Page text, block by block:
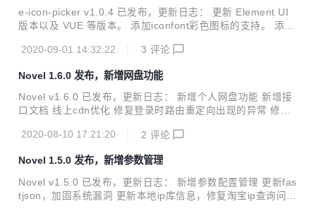
用）和`font-awesome`（可选）图标库开发的图标选择组
件，希望大家喜欢！ 喜欢的欢迎star 项目地址 Demo 在线测
图标支持
e-icon-picker v1.0.4 已发布，更新日志： 更新 Element UI
版本以及 VUE 等版本。 添加iconfont彩色图标的支持。 添加
方，专为element-ui和font-awesome图标库开发的图标选择
测试 在线API 安装 因为项目使用了element-ui的组件进行二
次开发，所以在使用此组件前请安装element-ui组件库。 安装
方式请参考element-ui官网的相关文档。element-ui官网 npm
2020-09-01 14:32:22 3 评论
Novel 1.6.0 发布，新增网盘功能
Novel v1.6.0 已发布，更新日志： 新增个人网盘功能 新增接
口文档 线上cdn优化 修复登录时路由重定向出现的异常 修复p
直想做一款后台管理系统，看了很多优秀的开源项目，从中发
功能太过强大，部分功能也不太适合自己，并且自己也一直想
要动手学习一下若依的强大之处，便有了自己现在的novel。
它可以用于所有的Web应用程序，如网站管理后台，网站会员
中心，CMS，CRM，OA等等，当然，您也可以对她进行深度
2020-08-10 17:21:20 2 评论
Novel 1.5.0 发布，新增参数管理
Novel v1.5.0 已发布，更新日志： 新增参数配置管理 更新fas
tjson，加固系统漏洞 更新本地ip库信息，修复淘宝ip查询问题